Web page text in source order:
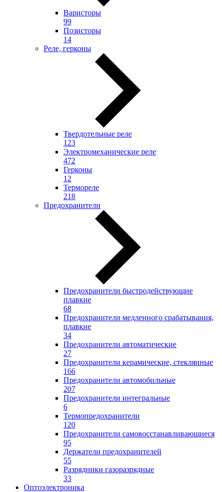
Варисторы
99
Позисторы
14
Реле, герконы
Твердотельные реле
123
Электромеханические реле
472
Герконы
12
Термореле
218
Предохранители
Предохранители быстродействующие
плавкие
68
Предохранители медленного срабатывания,
плавкие
34
Предохранители автоматические
27
Предохранители керамические, стеклянные
166
Предохранители автомобильные
207
Предохранители интегральные
6
Термопредохранители
120
Предохранители самовосстанавливающиеся
95
Держатели предохранителей
55
Разрядники газоразрядные
33
Оптоэлектроника